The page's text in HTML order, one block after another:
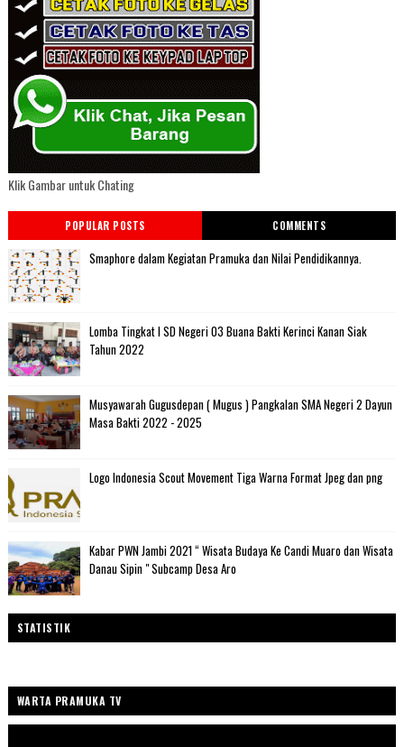
Klik Gambar untuk Chating
POPULAR POSTS COMMENTS
Smaphore dalam Kegiatan Pramuka dan Nilai Pendidikannya.
Lomba Tingkat I SD Negeri 03 Buana Bakti Kerinci Kanan Siak
Tahun 2022
Musyawarah Gugusdepan ( Mugus ) Pangkalan SMA Negeri 2 Dayun
Masa Bakti 2022 - 2025
Logo Indonesia Scout Movement Tiga Warna Format Jpeg dan png
Kabar PWN Jambi 2021 “ Wisata Budaya Ke Candi Muaro dan Wisata
Danau Sipin " Subcamp Desa Aro
STATISTIK
WARTA PRAMUKA TV